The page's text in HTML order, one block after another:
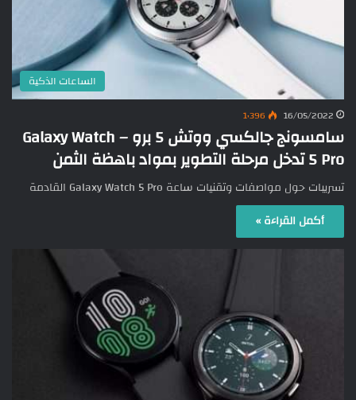
الساعات الذكية
16/05/2022 1٬396
سامسونج جالكسي ووتش 5 برو – Galaxy Watch
5 Pro تدخل مرحلة التطوير بمواد باهظة الثمن
تسريبات حول مواصفات وتقنيات ساعة Galaxy Watch 5 Pro القادمة
أكمل القراءة »